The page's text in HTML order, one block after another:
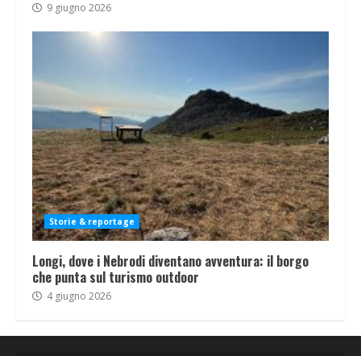
9 giugno 2026
Storie & reportage
Longi, dove i Nebrodi diventano avventura: il borgo
che punta sul turismo outdoor
4 giugno 2026